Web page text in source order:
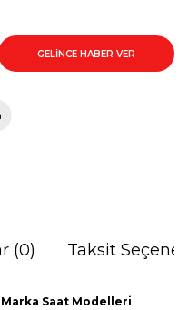
GELİNCE HABER VER
(0) Taksit
Marka Saat Modelleri